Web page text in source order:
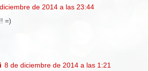
de 2014 a las 23:44
=)
8 de diciembre de 2014 a las 1:21